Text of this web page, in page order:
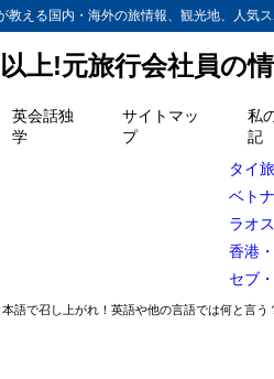
える国内・海外の旅情報、観光地、人気
上!元旅行会社員の
英会話独
学
サイトマッ
プ
私
記
タイ
ベト
ラオス
香港
セブ
語で召し上がれ！英語や他の言語では何と言う
目次
ボナペティ（召し上がれ）を英語
【合わせて読みたい芸能人の関連